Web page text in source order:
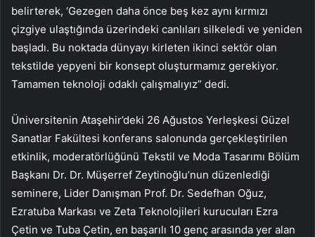
belirterek, ‘Gezegen daha önce beş kez aynı kırmızı
çizgiye ulaştığında üzerindeki canlıları silkeledi ve yeniden
başladı. Bu noktada dünyayı kirleten ikinci sektör olan
tekstilde yepyeni bir konsept oluşturmamız gerekiyor.
Tamamen teknoloji odaklı çalışmalıyız” dedi.
Üniversitenin Ataşehir’deki 26 Ağustos Yerleşkesi Güzel
Sanatlar Fakültesi konferans salonunda gerçekleştirilen
etkinlik, moderatörlüğünü Tekstil ve Moda Tasarımı Bölüm
Başkanı Dr. Dr. Müşerref Zeytinoğlu’nun düzenlediği
seminere, Lider Danışman Prof. Dr. Sedefhan Oğuz,
Ezratuba Markası ve Zeta Teknolojileri kurucuları Ezra
Çetin ve Tuba Çetin, en başarılı 10 genç arasında yer alan